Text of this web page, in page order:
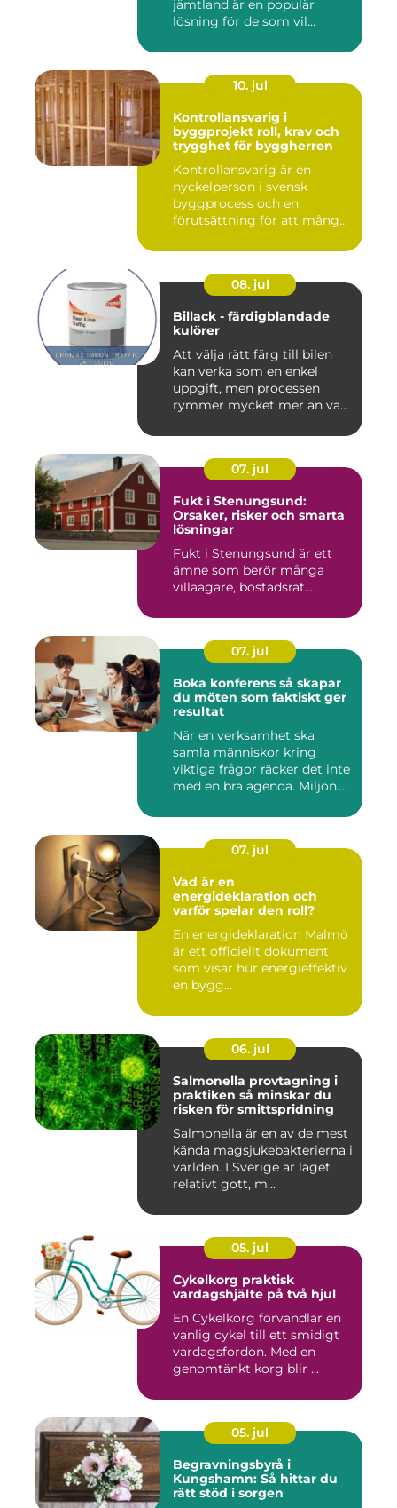
jämtland är en populär
lösning för de som vil...
10. jul
Kontrollansvarig i
byggprojekt roll, krav och
trygghet för byggherren
Kontrollansvarig är en
nyckelperson i svensk
byggprocess och en
förutsättning för att många
08. jul
Billack - färdigblandade
kulörer
Att välja rätt färg till bilen
kan verka som en enkel
uppgift, men processen
rymmer mycket mer än va...
07. jul
Fukt i Stenungsund:
Orsaker, risker och smarta
lösningar
Fukt i Stenungsund är ett
ämne som berör många
villaägare, bostadsrät...
07. jul
Boka konferens så skapar
du möten som faktiskt ger
resultat
När en verksamhet ska
samla människor kring
viktiga frågor räcker det inte
med en bra agenda. Miljön...
07. jul
Vad är en
energideklaration och
varför spelar den roll?
En energideklaration Malmö
är ett officiellt dokument
som visar hur energieffektiv
en bygg...
06. jul
Salmonella provtagning i
praktiken så minskar du
risken för smittspridning
Salmonella är en av de mest
kända magsjukebakterierna i
världen. I Sverige är läget
relativt gott, m...
05. jul
Cykelkorg praktisk
vardagshjälte på två hjul
En Cykelkorg förvandlar en
vanlig cykel till ett smidigt
vardagsfordon. Med en
genomtänkt korg blir ...
05. jul
Begravningsbyrå i
Kungshamn: Så hittar du
rätt stöd i sorgen